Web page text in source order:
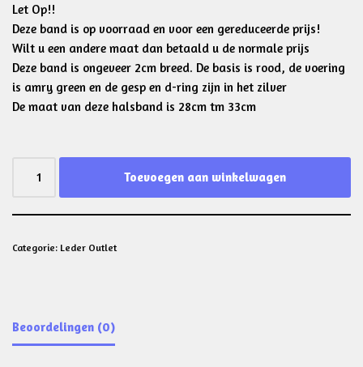
Let Op!!
Deze band is op voorraad en voor een gereduceerde prijs!
Wilt u een andere maat dan betaald u de normale prijs
Deze band is ongeveer 2cm breed. De basis is rood, de voering
is amry green en de gesp en d-ring zijn in het zilver
De maat van deze halsband is 28cm tm 33cm
Toevoegen aan winkelwagen
Categorie: Leder Outlet
Beoordelingen (0)